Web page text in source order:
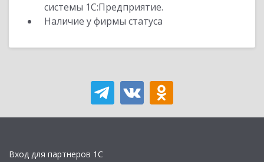
системы 1С:Предприятие.
Наличие у фирмы статуса
Вход для партнеров 1С